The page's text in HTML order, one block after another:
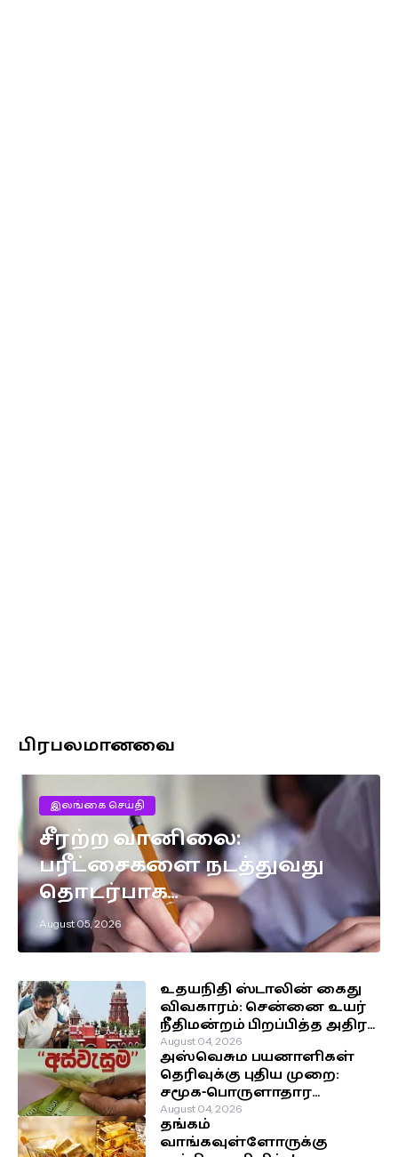
பிரபலமானவை
இலங்கை செய்தி
சீரற்ற வானிலை:
பரீட்சைகளை நடத்துவது
தொடர்பாக
எடுக்கப்பட்டுள்ள முக்கிய
தீர்மானம்!
August 05, 2026
உதயநிதி ஸ்டாலின் கைது
விவகாரம்: சென்னை உயர்
நீதிமன்றம் பிறப்பித்த அதிரடி
உத்தரவு!
August 04, 2026
அஸ்வெசும பயனாளிகள்
தெரிவுக்கு புதிய முறை:
சமூக-பொருளாதார
நிலைக்கு முன்னுரிமை!
August 04, 2026
தங்கம்
வாங்கவுள்ளோருக்கு